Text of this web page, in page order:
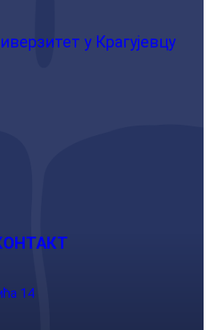
у Крагујевцу
14